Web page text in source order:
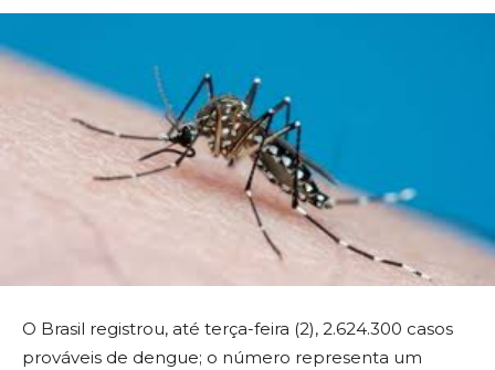
O Brasil registrou, até terça-feira (2), 2.624.300 casos
prováveis de dengue; o número representa um